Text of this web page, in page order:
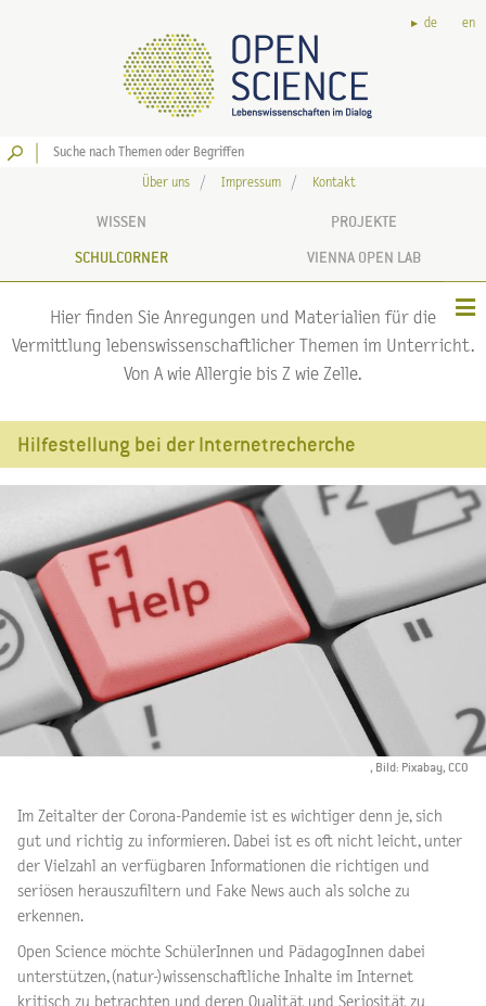
de en
Über uns Impressum Kontakt
WISSEN PROJEKTE
SCHULCORNER VIENNA OPEN LAB
Hier finden Sie Anregungen und Materialien für die
Vermittlung lebenswissenschaftlicher Themen im Unterricht.
Von A wie Allergie bis Z wie Zelle.
Hilfestellung bei der Internetrecherche
, Bild: Pixabay, CCO
Im Zeitalter der Corona-Pandemie ist es wichtiger denn je, sich
gut und richtig zu informieren. Dabei ist es oft nicht leicht, unter
der Vielzahl an verfügbaren Informationen die richtigen und
seriösen herauszufiltern und Fake News auch als solche zu
erkennen.
Open Science möchte SchülerInnen und PädagogInnen dabei
unterstützen, (natur-)wissenschaftliche Inhalte im Internet
kritisch zu betrachten und deren Qualität und Seriosität zu